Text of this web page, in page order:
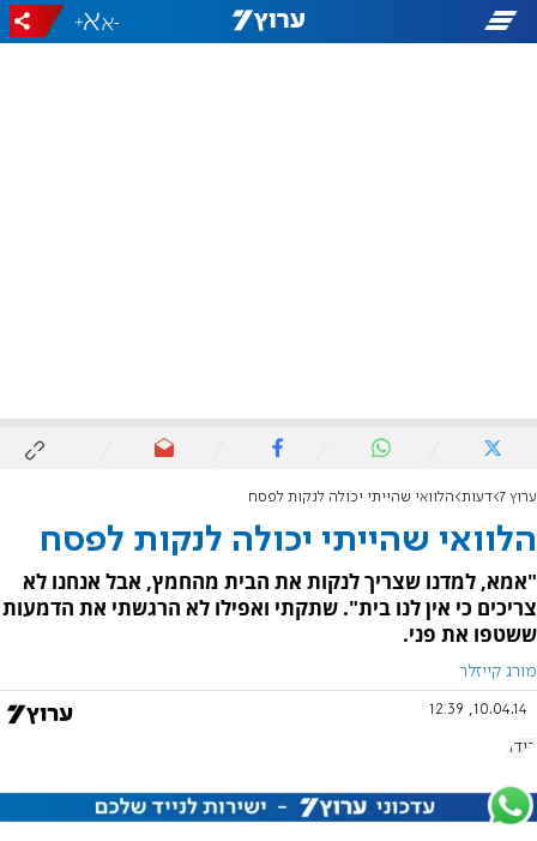
-
+
ערוץ 7 דעות הלוואי שהייתי יכולה לנקות לפסח
הלוואי שהייתי יכולה לנקות לפסח
"אמא, למדנו שצריך לנקות את הבית מהחמץ, אבל אנחנו לא
צריכים כי אין לנו בית". שתקתי ואפילו לא הרגשתי את הדמעות
ששטפו את פני.
מורג קייזלר
10.04.14, 12:39
קידה